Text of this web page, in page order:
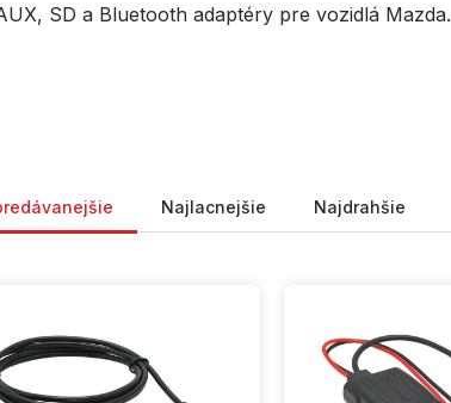
SD a Bluetooth adaptéry pre vozidlá Mazda.
Najlacnejšie Najdrahšie